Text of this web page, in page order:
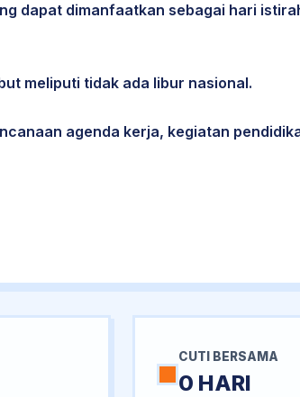
dapat dimanfaatkan sebagai hari
meliputi tidak ada libur nasional.
agenda kerja, kegiatan
CUTI BERSAMA
0 HARI